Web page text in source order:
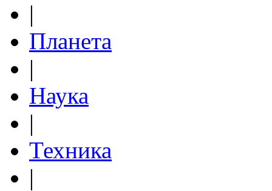
|
Планета
|
Наука
|
Техника
|